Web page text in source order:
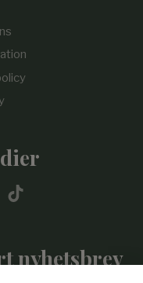
nyhetsbrev